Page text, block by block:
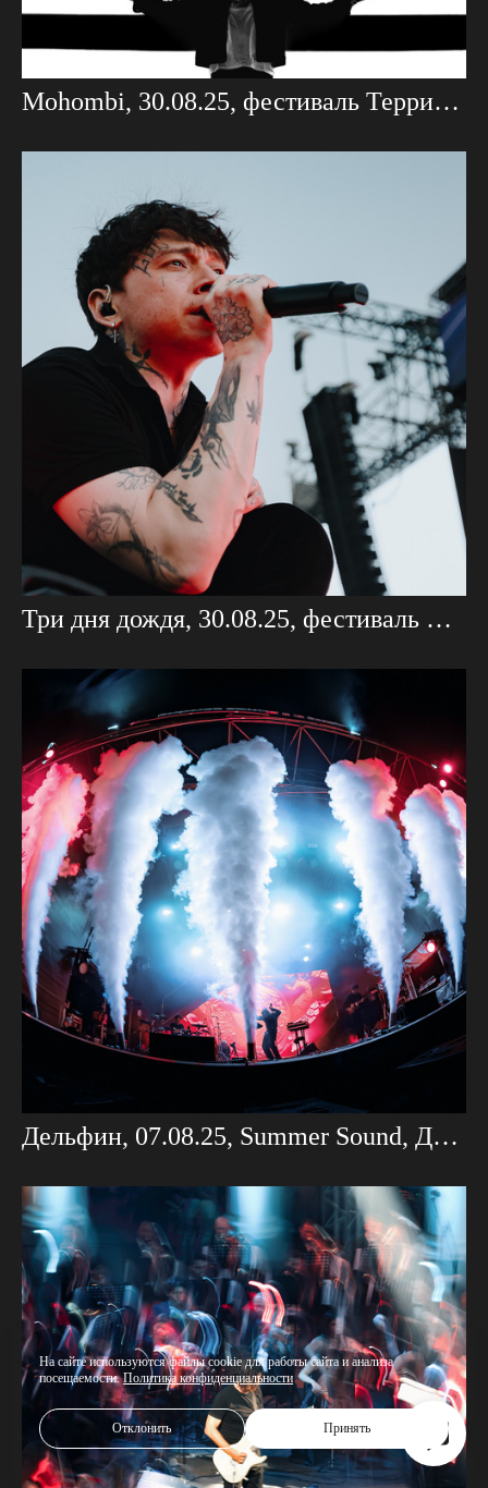
Mohombi, 30.08.25, фестиваль Территория Света Проекция
Три дня дождя, 30.08.25, фестиваль Территория Света Проекция
Дельфин, 07.08.25, Summer Sound, Дизайн Завод
На сайте используются файлы cookie для работы сайта и анализа
посещаемости.Политика конфиденциальности
Отклонить Принять